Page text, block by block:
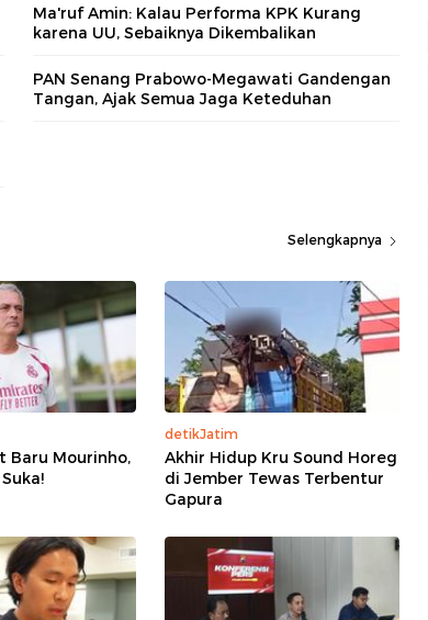
Ma'ruf Amin: Kalau Performa KPK Kurang
karena UU, Sebaiknya Dikembalikan
PAN Senang Prabowo-Megawati Gandengan
Tangan, Ajak Semua Jaga Keteduhan
Selengkapnya
Baru Mourinho,
detikJatim
Akhir Hidup Kru Sound Horeg
di Jember Tewas Terbentur
Gapura